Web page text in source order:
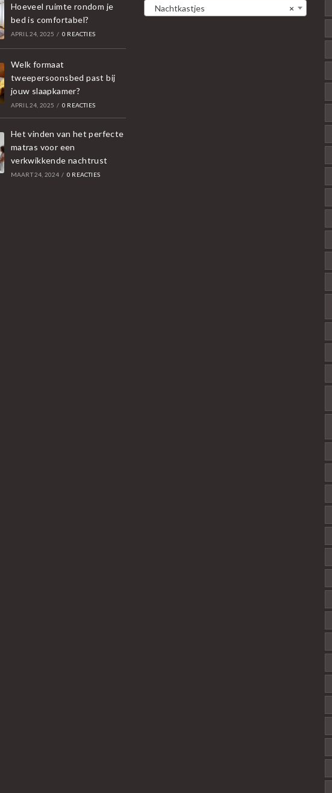
Hoeveel ruimte rondom je
bed is comfortabel?
APRIL 24, 2025 / 0 REACTIES
Welk formaat
tweepersoonsbed past bij
jouw slaapkamer?
APRIL 24, 2025 / 0 REACTIES
Het vinden van het perfecte
matras voor een
verkwikkende nachtrust
MAART 24, 2024 / 0 REACTIES
×
Nachtkastjes